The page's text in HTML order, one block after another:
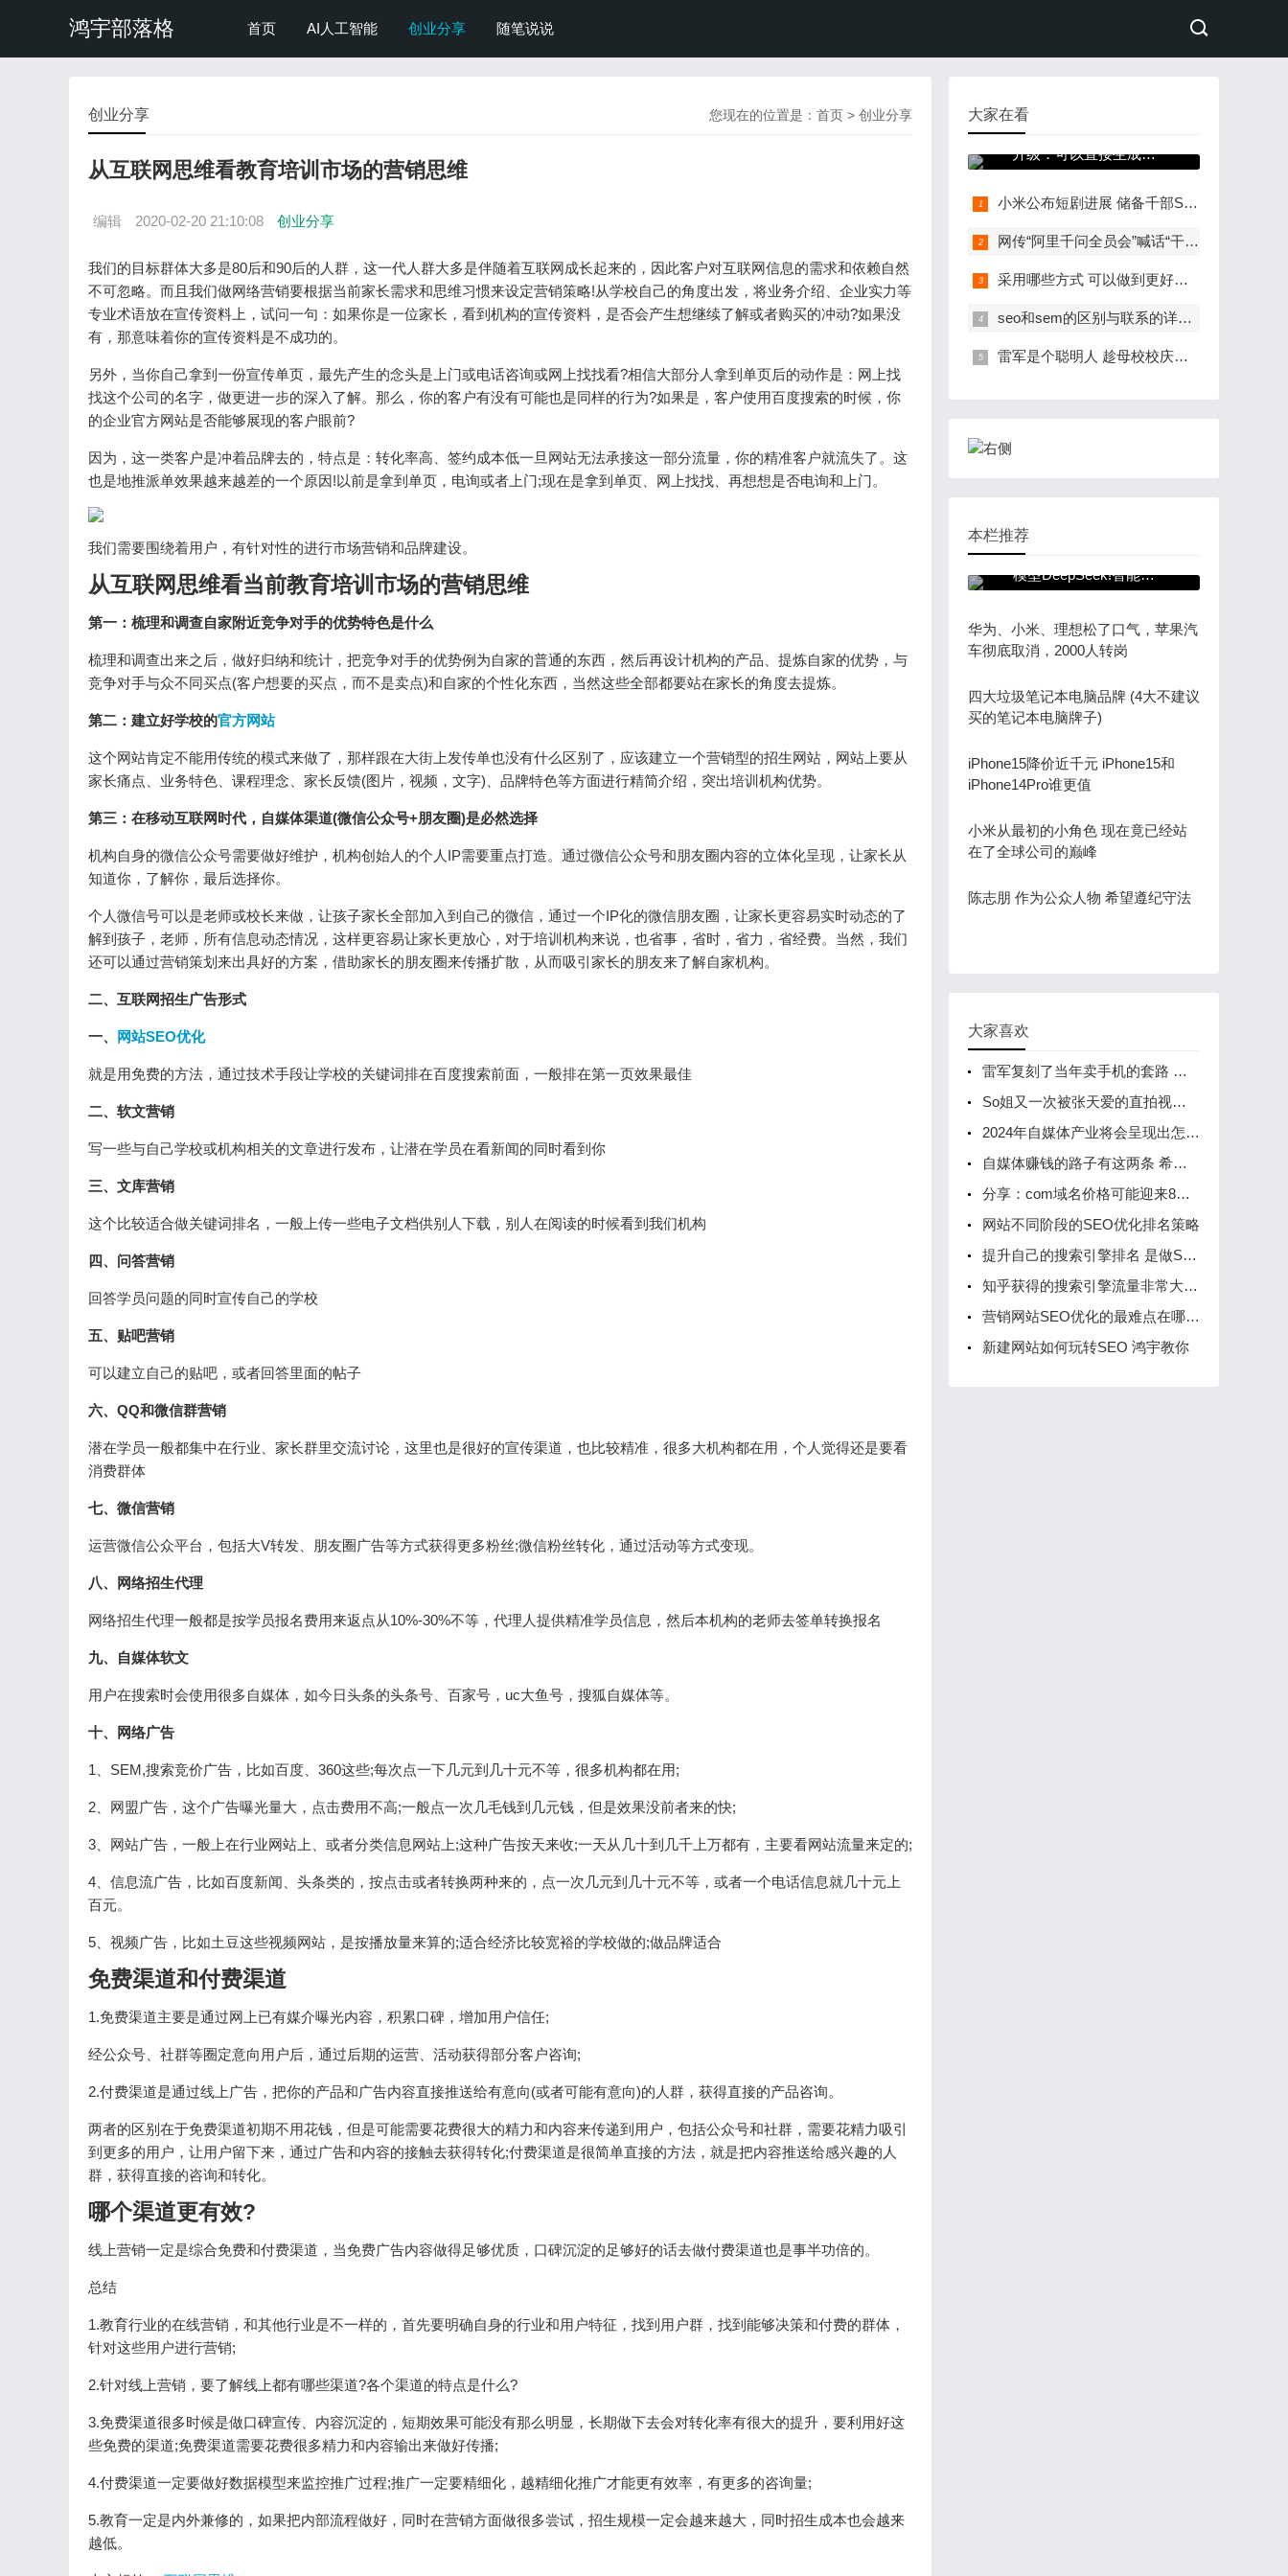
鸿宇部落格 首页 AI人工智能 创业分享 随笔说说
您现在的位置是： 首页 > 创业分享
创业分享
从互联网思维看教育培训市场的营销思维
编辑 2020-02-20 21:10:08 创业分享
我们的目标群体大多是80后和90后的人群，这一代人群大多是伴随着互联网成长‍起来的，因此客户对互联网信息的需求和依赖自然
不可忽略。而且我们做网络营销要根据当前家长需求和思维习惯来设定营销策略!从学校自己的角度出发，将业务介绍、企业实力等
专业术语放在宣传资料上，试问一句：如果你是一位家长，看到机构的宣传资料，是否会产生想继续了解或者购买的冲动?如果没
有，那意味着你的宣传资料是不成功的。
另外，当你自己拿到一份宣传单页，最先产生的念头是上门或电话咨询或网上找找看?相信大部分人拿到单页后的动作是：网上找
找这个公司的名字，做更进一步的深入了解。那么，你的客户有没有可能也是同样的行为?如果是，客户使用百度搜索的时候，你
的企业官方网站是否能够展现的客户眼前?‍
因为，这一类客户是冲着品牌去的，特点是：转化率高、签约成本低一旦网站无法承接这一部分流量，你的精准客户就流失了。这
也是地推派单效果越来越差的一个原因!以前是拿到单页，电询或者上门;现在是拿到单页、网上找找、再想想是否电询和上门。
我们需要围绕着用户，有针对性的进行市场营销和品牌建设。
从互联网思维看当前教育培训市场的营销思维
第一：梳理和调查自家附近竞争对手的优势特色是什么
梳理和调查出来之后，做好归纳和统计，把竞争对手的优势例为自家的普通的东西，然后再设计机构的产品、提炼自家的优势，与
竞争对手与众不同买点(客户想要的买点，而不是卖点)和自家的个性化东西，当然这些全部都要站在家长的角度去提炼。
第二：建立好学校的官方网站
这个网站肯定不能用传统的模式来做了，那样跟在大街上发传单也没有什么区别了，应该建立一个营销型的招生网站，网站上要从
家长痛点、业务特色、课程理念、家长反馈(图片，视频，文字)、品牌特色等方面进行精简介绍，突出培训机构优势。
第三：在移动互联网时代，自媒体渠道(微信公众号+朋友圈)是必然选择
机构自身的微信公众号需要做好维护，机构创始人的个人IP需要重点打造。通过微信公众号和朋友圈内容的立体化呈现，让家长从
知道你，了解你，最后选择你。
个人微信号可以是老师或校长来做，让孩子家长全部加入到自己的微信，通过一个IP化的微信朋友圈，让家长更容易实时动态的了
解到孩子，老师，所有信息动态情况，这样更容易让家长更放心，对于培训机构来说，也省事，省时，省力，省经费。当然，我们
还可以通过营销策划来出具好的方案，借助家长的朋友圈来传播扩散，从而吸引家长的朋友来了解自家机构。
二、互联网招生广告形式
一、 网站SEO优化
就是用免费的方法，通过技术手段让学校的关键词排在百度搜索前面，一般排在第一页效果最佳
二、软文营销
写一些与自己学校或机构相关的文章进行发布，让潜在学员在看新闻的同时看到你
三、文库营销
这个比较适合做关键词排名，一般上传一些电子文档供别人下载，别人在阅读的时候看到我们机构
四、问答营销
回答学员问题的同时宣传自己的学校
五、贴吧营销
可以建立自己的贴吧，或者回答里面的帖子
六、QQ和微信群营销
潜在学员一般都集中在行业、家长群里交流讨论，这里也是很好的宣传渠道，也比较精准，很多大机构都在用，个人觉得还是要看
消费群体
七、微信营销
运营微信公众平台，包括大V转发、朋友圈广告等方式获得更多粉丝;微信粉丝转化，通过活动等方式变现。
八、网络招生代理
网络招生代理一般都是按学员报名费用来返点从10%-30%不等，代理人提供精准学员信息，然后本机构的老师去签单转换报名
九、自媒体软文
用户在搜索时会使用很多自媒体，如今日头条的头条号、百家号，uc大鱼号，搜狐自媒体等。
十、网络广告
1、SEM,搜索竞价广告，比如百度、360这些;每次点一下几元到几十元不等，很多机构都在用;
2、网盟广告，这个广告曝光量大，点击费用不高;一般点一次几毛钱到几元钱，但是效果没前者来的快;
3、网站广告，一般上在行业网站上、或者分类信息网站上;这种广告按天来收;一天从几十到几千上万都有，主要看网站流量来定的;
4、信息流广告，比如百度新闻、头条类的，按点击或者转换两种来的，点一次几元到几十元不等，或者一个电话信息就几十元上
百元。
5、视频广告，比如土豆这些视频网站，是按播放量来算的;适合经济比较宽裕的学校做的;做品牌适合
免费渠道和付费渠道
1.免费渠道主要是通过网上已有媒介曝光内容，积累口碑，增加用户信任;
经公众号、社群等圈定意向用户后，通过后期的运营、活动获得部分客户咨询;
2.付费渠道是通过线上广告，把你的产品和广告内容直接推送给有意向(或者可能有意向)的人群，获得直接的产品咨询。
两者的区别在于免费渠道初期不用花钱，但是可能需要花费很大的精力和内容来传递到用户，包括公众号和社群，需要花精力吸引
到更多的用户，让用户留下来，通过广告和内容的接触去获得转化;付费渠道是很简单直接的方法，就是把内容推送给感兴趣的人
群，获得直接的咨询和转化。
哪个渠道更有效?
线上营销一定是综合免费和付费渠道，当免费广告内容做得足够优质，口碑沉淀的足够好的话去做付费渠道也是事半功倍的。
总结
1.教育行业的在线营销，和其他行业是不一样的，首先要明确自身的行业和用户特征，找到用户群，找到能够决策和付费的群体，
针对这些用户进行营销;
2.针对线上营销，要了解线上都有哪些渠道?各个渠道的特点是什么?
3.免费渠道很多时候是做口碑宣传、内容沉淀的，短期效果可能没有那么明显，长期做下去会对转化率有很大的提升，要利用好这
些免费的渠道;免费渠道需要花费很多精力和内容输出来做好传播;
4.付费渠道一定要做好数据模型来监控推广过程;推广一定要精细化，越精细化推广才能更有效率，有更多的咨询量;
5.教育一定是内外兼修的，如果把内部流程做好，同时在营销方面做很多尝试，招生规模一定会越来越大，同时招生成本也会越来
越低。
大家在看
豆包音视频创作迎来大
升级：可以直接生成有
声视频！
小米公布短剧进展 储备千部S级作品 人均观看70分钟
网传“阿里千问全员会”喊话“干死豆包” 官方称系AI生成
采用哪些方式 可以做到更好引流获客呢?
seo和sem的区别与联系的详细分析
雷军是个聪明人 趁母校校庆的时机捐款13亿
本栏推荐
微信全面接入国产AI大
模型DeepSeek!智能化
战略迈出关键一步
华为、小米、理想松了口气，苹果汽
车彻底取消，2000人转岗
四大垃圾笔记本电脑品牌 (4大不建议
买的笔记本电脑牌子)
iPhone15降价近千元 iPhone15和
iPhone14Pro谁更值
小米从最初的小角色 现在竟已经站
在了全球公司的巅峰
陈志朋 作为公众人物 希望遵纪守法
大家喜欢
雷军复刻了当年卖手机的套路 持有F码将能优先购买SU7
So姐又一次被张天爱的直拍视频美哭!
2024年自媒体产业将会呈现出怎样的发展趋势呢?
自媒体赚钱的路子有这两条 希望你坚持下去
分享：com域名价格可能迎来8年来首次上涨
网站不同阶段的SEO优化排名策略
提升自己的搜索引擎排名 是做SEO还是做竞价
知乎获得的搜索引擎流量非常大 知乎是怎么做的
营销网站SEO优化的最难点在哪里呢？
新建网站如何玩转SEO 鸿宇教你